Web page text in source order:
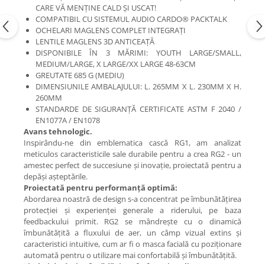
CARE VĂ MENȚINE CALD ȘI USCAT!
COMPATIBIL CU SISTEMUL AUDIO CARDO® PACKTALK
OCHELARI MAGLENS COMPLET INTEGRAȚI
LENTILE MAGLENS 3D ANTICEAȚĂ
DISPONIBILE ÎN 3 MĂRIMI: YOUTH LARGE/SMALL,
MEDIUM/LARGE, X LARGE/XX LARGE 48-63CM
GREUTATE 685 G (MEDIU)
DIMENSIUNILE AMBALAJULUI: L. 265MM X L. 230MM X H.
260MM
STANDARDE DE SIGURANȚĂ CERTIFICATE ASTM F 2040 /
EN1077A / EN1078
Avans tehnologic.
Inspirându-ne din emblematica cască RG1, am analizat
meticulos caracteristicile sale durabile pentru a crea RG2 - un
amestec perfect de succesiune și inovație, proiectată pentru a
depăși așteptările.
Proiectată pentru performanță optimă:
Abordarea noastră de design s-a concentrat pe îmbunătățirea
protecției și experienței generale a riderului, pe baza
feedbackului primit. RG2 se mândrește cu o dinamică
îmbunătățită a fluxului de aer, un câmp vizual extins și
caracteristici intuitive, cum ar fi o masca facială cu poziționare
automată pentru o utilizare mai confortabilă și îmbunătățită.